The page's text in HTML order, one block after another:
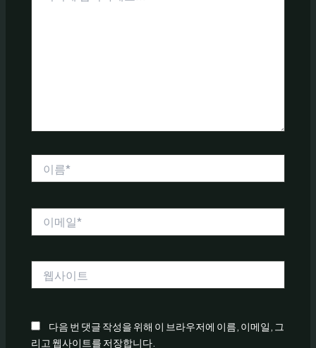
다음 번 댓글 작성을 위해 이 브라우저에 이름, 이메일, 그
리고 웹사이트를 저장합니다.